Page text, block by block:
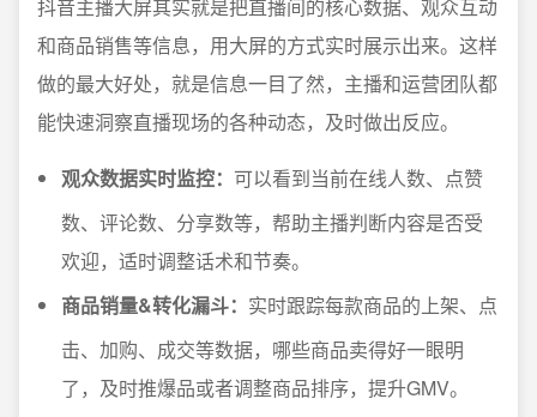
抖音主播大屏其实就是把直播间的核心数据、观众互动
和商品销售等信息，用大屏的方式实时展示出来。这样
做的最大好处，就是信息一目了然，主播和运营团队都
能快速洞察直播现场的各种动态，及时做出反应。
观众数据实时监控： 可以看到当前在线人数、点赞
数、评论数、分享数等，帮助主播判断内容是否受
欢迎，适时调整话术和节奏。
商品销量&转化漏斗： 实时跟踪每款商品的上架、点
击、加购、成交等数据，哪些商品卖得好一眼明
了，及时推爆品或者调整商品排序，提升GMV。